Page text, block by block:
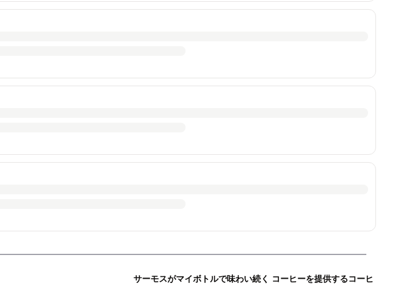
サーモスがマイボトルで味わい続く コーヒーを提供するコーヒ